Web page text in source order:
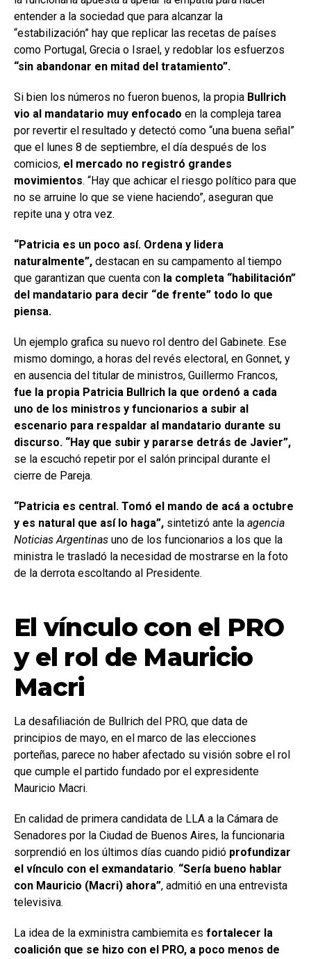
entender a la sociedad que para alcanzar la
“estabilización” hay que replicar las recetas de países
como Portugal, Grecia o Israel, y redoblar los esfuerzos
“sin abandonar en mitad del tratamiento”.
Si bien los números no fueron buenos, la propia Bullrich
vio al mandatario muy enfocado en la compleja tarea
por revertir el resultado y detectó como “una buena señal”
que el lunes 8 de septiembre, el día después de los
comicios, el mercado no registró grandes
movimientos. “Hay que achicar el riesgo político para que
no se arruine lo que se viene haciendo”, aseguran que
repite una y otra vez.
“Patricia es un poco así. Ordena y lidera
naturalmente”, destacan en su campamento al tiempo
que garantizan que cuenta con la completa “habilitación”
del mandatario para decir “de frente” todo lo que
piensa.
Un ejemplo grafica su nuevo rol dentro del Gabinete. Ese
mismo domingo, a horas del revés electoral, en Gonnet, y
en ausencia del titular de ministros, Guillermo Francos,
fue la propia Patricia Bullrich la que ordenó a cada
uno de los ministros y funcionarios a subir al
escenario para respaldar al mandatario durante su
discurso. “Hay que subir y pararse detrás de Javier”,
se la escuchó repetir por el salón principal durante el
cierre de Pareja.
“Patricia es central. Tomó el mando de acá a octubre
y es natural que así lo haga”, sintetizó ante la agencia
Noticias Argentinas uno de los funcionarios a los que la
ministra le trasladó la necesidad de mostrarse en la foto
de la derrota escoltando al Presidente.
El vínculo con el PRO
y el rol de Mauricio
Macri
La desafiliación de Bullrich del PRO, que data de
principios de mayo, en el marco de las elecciones
porteñas, parece no haber afectado su visión sobre el rol
que cumple el partido fundado por el expresidente
Mauricio Macri.
En calidad de primera candidata de LLA a la Cámara de
Senadores por la Ciudad de Buenos Aires, la funcionaria
sorprendió en los últimos días cuando pidió profundizar
el vínculo con el exmandatario. “Sería bueno hablar
con Mauricio (Macri) ahora”, admitió en una entrevista
televisiva.
La idea de la exministra cambiemita es fortalecer la
coalición que se hizo con el PRO, a poco menos de